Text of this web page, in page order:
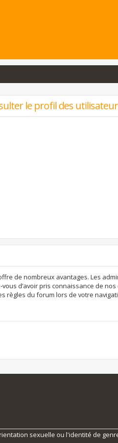
le profil des
de nombreux avantages. Les
d’avoir pris connaissance de
règles du forum lors de votre
sexuelle ou l'identité de